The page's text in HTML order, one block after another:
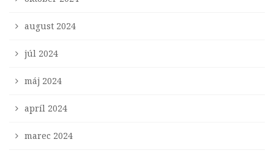
august 2024
júl 2024
máj 2024
apríl 2024
marec 2024